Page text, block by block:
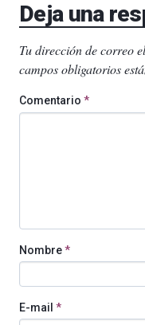
Deja una
Tu dirección de correo
campos obligatorios
Comentario *
Nombre*
E-mail *